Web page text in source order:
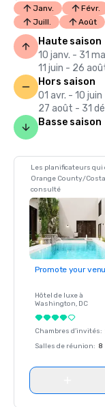
Janv. Févr.
Juill.
Août
Haute saison
10 janv. - 31
11 juin - 26
Hors saison
01 avr. - 10 juin
27 août - 31
Basse saison
Les planificateurs
Orange County/
consulté
Promote your
Hôtel de luxe à
Washington, DC
Chambres d'invités:
Salles de réunion: 8